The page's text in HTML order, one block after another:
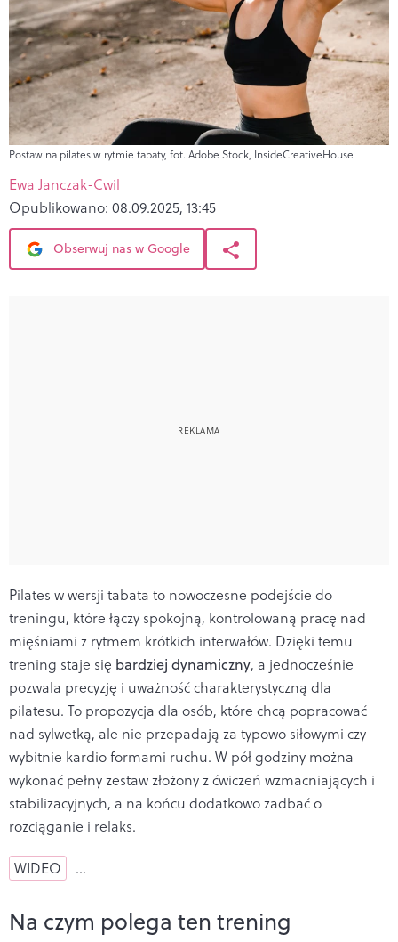
Postaw na pilates w rytmie tabaty, fot. Adobe Stock, InsideCreativeHouse
Ewa Janczak-Cwil
Opublikowano: 08.09.2025, 13:45
Obserwuj nas w Google
Pilates w wersji tabata to nowoczesne podejście do
treningu, które łączy spokojną, kontrolowaną pracę nad
mięśniami z rytmem krótkich interwałów. Dzięki temu
trening staje się bardziej dynamiczny, a jednocześnie
pozwala precyzję i uważność charakterystyczną dla
pilatesu. To propozycja dla osób, które chcą popracować
nad sylwetką, ale nie przepadają za typowo siłowymi czy
wybitnie kardio formami ruchu. W pół godziny można
wykonać pełny zestaw złożony z ćwiczeń wzmacniających i
stabilizacyjnych, a na końcu dodatkowo zadbać o
rozciąganie i relaks.
WIDEO …
Na czym polega ten trening